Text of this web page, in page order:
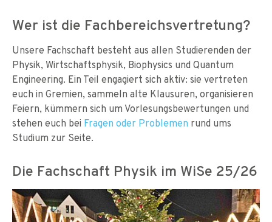
Wer ist die Fachbereichsvertretung?
Unsere Fachschaft besteht aus allen Studierenden der
Physik, Wirtschaftsphysik, Biophysics und Quantum
Engineering. Ein Teil engagiert sich aktiv: sie vertreten
euch in Gremien, sammeln alte Klausuren, organisieren
Feiern, kümmern sich um Vorlesungsbewertungen und
stehen euch bei Fragen oder Problemen rund ums
Studium zur Seite.
Die Fachschaft Physik im WiSe 25/26